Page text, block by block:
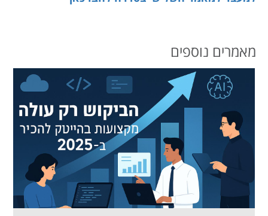
מאמרים נוספים